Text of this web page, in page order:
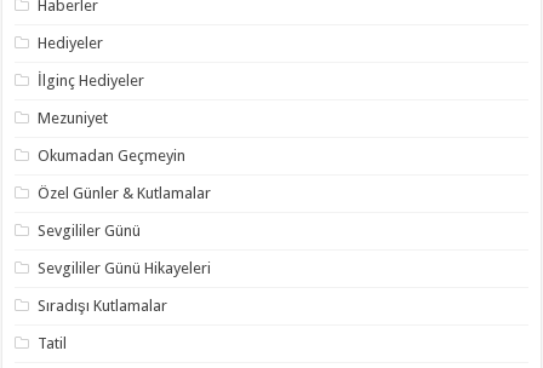
Haberler
Hediyeler
İlginç Hediyeler
Mezuniyet
Okumadan Geçmeyin
Özel Günler & Kutlamalar
Sevgililer Günü
Sevgililer Günü Hikayeleri
Sıradışı Kutlamalar
Tatil